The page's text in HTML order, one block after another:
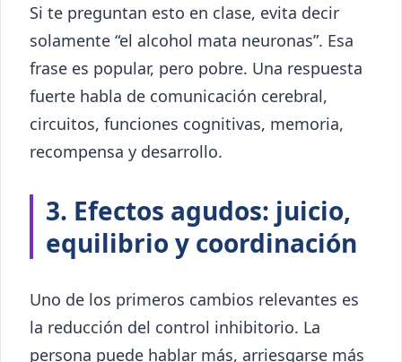
Si te preguntan esto en clase, evita decir
solamente “el alcohol mata neuronas”. Esa
frase es popular, pero pobre. Una respuesta
fuerte habla de comunicación cerebral,
circuitos, funciones cognitivas, memoria,
recompensa y desarrollo.
3. Efectos agudos: juicio,
equilibrio y coordinación
Uno de los primeros cambios relevantes es
la reducción del control inhibitorio. La
persona puede hablar más, arriesgarse más